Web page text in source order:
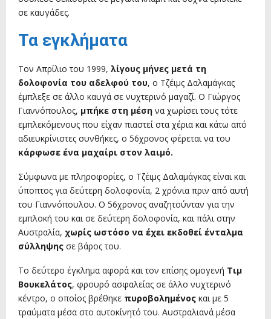
σε καυγάδες.
Τα εγκλήματα
Τον Απρίλιο του 1999, λίγους μήνες μετά τη
δολοφονία του αδελφού του, ο Τζέιμς Δαλαμάγκας
έμπλεξε σε άλλο καυγά σε νυχτερινό μαγαζί. Ο Γιώργος
Γιαννόπουλος, μπήκε στη μέση να χωρίσει τους τότε
εμπλεκόμενους που είχαν πιαστεί στα χέρια και κάτω από
αδιευκρίνιστες συνθήκες, ο 56χρονος φέρεται να του
κάρφωσε ένα μαχαίρι στον λαιμό.
Σύμφωνα με πληροφορίες, ο Τζέιμς Δαλαμάγκας είναι και
ύποπτος για δεύτερη δολοφονία, 2 χρόνια πριν από αυτή
του Γιαννόπουλου. Ο 56χρονος αναζητούνταν για την
εμπλοκή του και σε δεύτερη δολοφονία, και πάλι στην
Αυστραλία, χωρίς ωστόσο να έχει εκδοθεί ένταλμα
σύλληψης σε βάρος του.
Το δεύτερο έγκλημα αφορά και τον επίσης ομογενή Τιμ
Βουκελάτος, φρουρό ασφαλείας σε άλλο νυχτερινό
κέντρο, ο οποίος βρέθηκε πυροβολημένος και με 5
τραύματα μέσα στο αυτοκίνητό του. Αυστραλιανά μέσα